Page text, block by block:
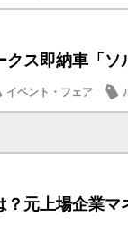
クス即納車「
イベント・フェア
？元上場企業マ